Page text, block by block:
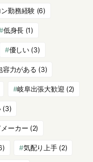
勤務経験(6)
低身長 (1)
優しい(3)
容力がある (3)
岐阜出張大歓迎 (2)
(3)
ーカー (2)
気配り上手(2)